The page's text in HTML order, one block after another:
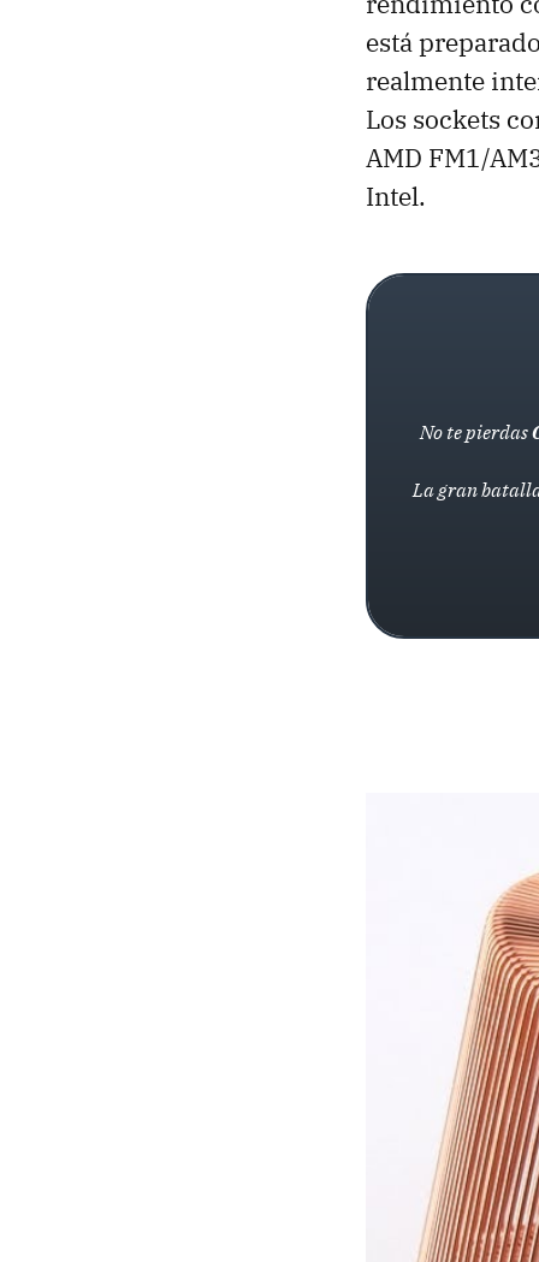
está
realmente
Los sockets
AMD FM1/
Intel.
No te pierdas
La gran batalla